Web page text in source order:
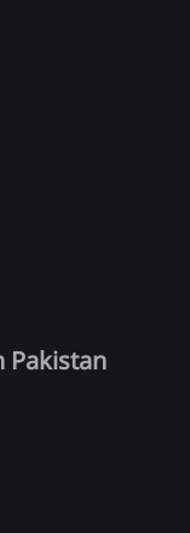
Pakistan